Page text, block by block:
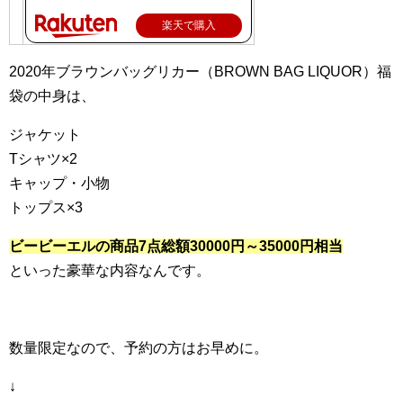
楽天で購入
2020年ブラウンバッグリカー（BROWN BAG LIQUOR）福
袋の中身は、
ジャケット
Tシャツ×2
キャップ・小物
トップス×3
ビービーエルの商品7点総額30000円～35000円相当
といった豪華な内容なんです。
数量限定なので、予約の方はお早めに。
↓